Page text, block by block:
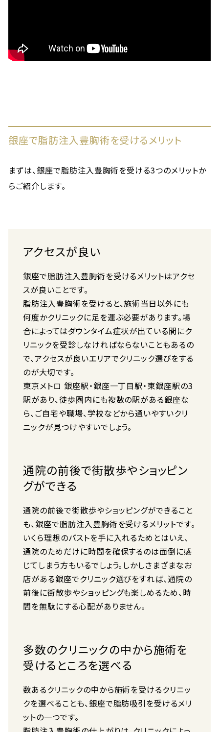
銀座で脂肪注入豊胸術を受けるメリット
まずは、銀座で脂肪注入豊胸術を受ける3つのメリットか
らご紹介します。
アクセスが良い
銀座で脂肪注入豊胸術を受けるメリットはアクセ
スが良いことです。
脂肪注入豊胸術を受けると、施術当日以外にも
何度かクリニックに足を運ぶ必要があります。場
合によってはダウンタイム症状が出ている間にク
リニックを受診しなければならないこともあるの
で、アクセスが良いエリアでクリニック選びをする
のが大切です。
東京メトロ 銀座駅・銀座一丁目駅・東銀座駅の3
駅があり、徒歩圏内にも複数の駅がある銀座な
ら、ご自宅や職場、学校などから通いやすいクリ
ニックが見つけやすいでしょう。
通院の前後で街散歩やショッピン
グができる
通院の前後で街散歩やショッピングができること
も、銀座で脂肪注入豊胸術を受けるメリットです。
いくら理想のバストを手に入れるためとはいえ、
通院のためだけに時間を確保するのは面倒に感
じてしまう方もいるでしょう。しかしさまざまなお
店がある銀座でクリニック選びをすれば、通院の
前後に街散歩やショッピングも楽しめるため、時
間を無駄にする心配がありません。
多数のクリニックの中から施術を
受けるところを選べる
数あるクリニックの中から施術を受けるクリニッ
クを選べることも、銀座で脂肪吸引を受けるメリ
ットの一つです。